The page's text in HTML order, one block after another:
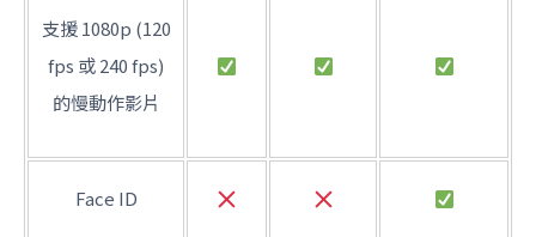
支援 1080p (120
fps 或 240 fps)
的慢動作影片
Face ID